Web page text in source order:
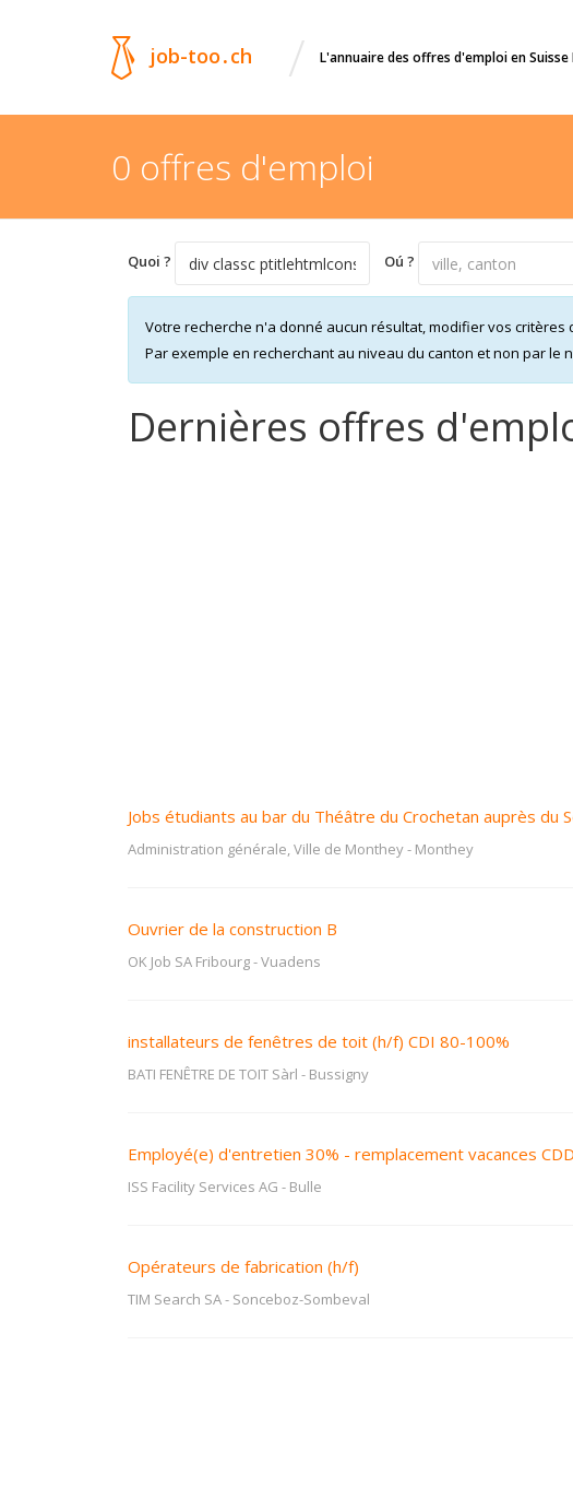
job-too.ch / L'annuaire des offres d'emploi en Suisse
0 offres d'emploi
Quoi ? Oú ?
Votre recherche n'a donné aucun résultat, modifier vos
Par exemple en recherchant au niveau du canton et non par le
Dernières offres
Jobs étudiants au bar du Théâtre du Crochetan auprès du
Administration générale, Ville de Monthey- Monthey
Ouvrier de la construction B
OK Job SA Fribourg-Vuadens
installateurs de fenêtres de toit (h/f) CDI 80-100%
BATI FENÊTRE DE TOIT Sàrl - Bussigny
Employé(e) d'entretien 30% - remplacement vacances CDD
ISS Facility Services AG - Bulle
Opérateurs de fabrication (h/f)
TIM Search SA- Sonceboz-Sombeval